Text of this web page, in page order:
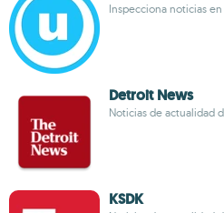
Inspecciona noticias
Detroit News
Noticias de actualidad
KSDK